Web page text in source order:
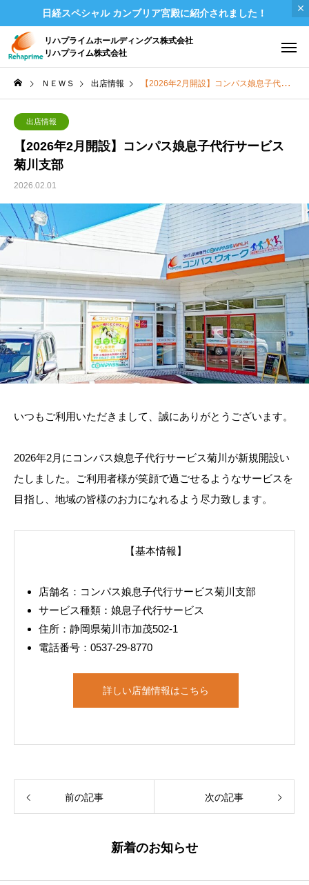
日経スペシャル カンブリア宮殿に紹介されました！
リハプライムホールディングス株式会社
リハプライム株式会社
ＮＥＷＳ 出店情報 【2026年2月開設】コンパス娘息子代行サービス菊川支部
出店情報
【2026年2月開設】コンパス娘息子代行サービス
菊川支部
2026.02.01
いつもご利用いただきまして、誠にありがとうございます。
2026年2月にコンパス娘息子代行サービス菊川が新規開設い
たしました。ご利用者様が笑顔で過ごせるようなサービスを
目指し、地域の皆様のお力になれるよう尽力致します。
【基本情報】
店舗名：コンパス娘息子代行サービス菊川支部
サービス種類：娘息子代行サービス
住所：静岡県菊川市加茂502‐1
電話番号：0537-29-8770
詳しい店舗情報はこちら
前の記事 次の記事
新着のお知らせ